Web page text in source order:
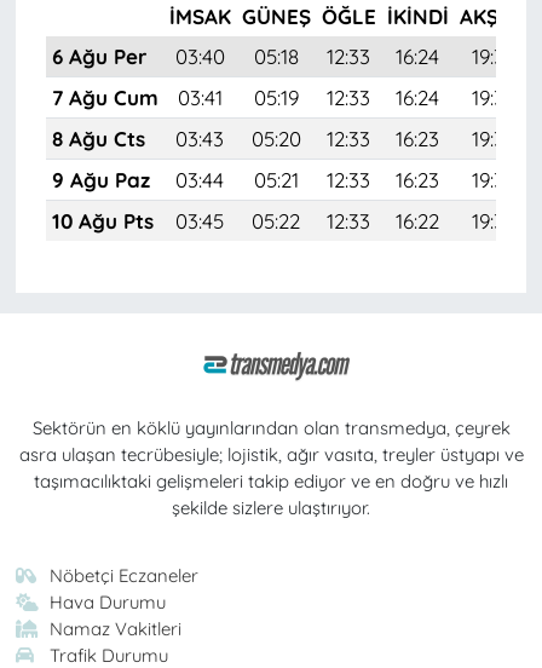
İMSAK GÜNEŞ ÖĞLE İKINDI AKŞAM
6 Ağu Per
03:40 05:18 12:33 16:24
19:38
7 Ağu Cum
03:41 05:19 12:33 16:24
19:37
8 Ağu Cts
03:43 05:20 12:33 16:23
19:35
9 Ağu Paz
03:44 05:21 12:33 16:23
19:34
10 Ağu Pts
03:45 05:22 12:33 16:22 19:33
Sektörün en köklü yayınlarından olan transmedya, çeyrek
asra ulaşan tecrübesiyle; lojistik, ağır vasıta, treyler üstyapı ve
taşımacılıktaki gelişmeleri takip ediyor ve en doğru ve hızlı
şekilde sizlere ulaştırıyor.
Nöbetçi Eczaneler
Hava Durumu
Namaz Vakitleri
Trafik Durumu